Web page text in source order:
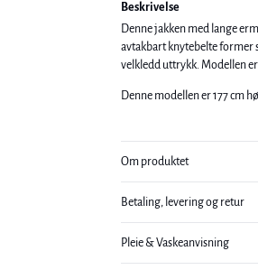
Beskrivelse
Denne jakken med lange
avtakbart knytebelte former
velkledd
Denne modellen er 177 cm
Om produktet
Betaling, levering og retur
Pleie & Vaskeanvisning